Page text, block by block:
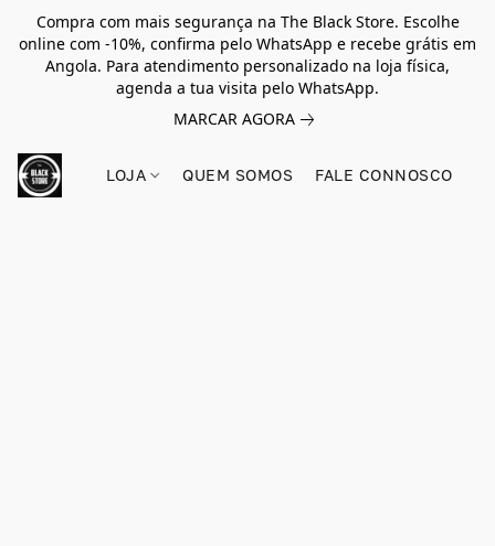
Compra com mais segurança na The Black Store. Escolhe
online com -10%, confirma pelo WhatsApp e recebe grátis em
Angola. Para atendimento personalizado na loja física,
agenda a tua visita pelo WhatsApp.
MARCAR AGORA
LOJA QUEM SOMOS FALE CONNOSCO